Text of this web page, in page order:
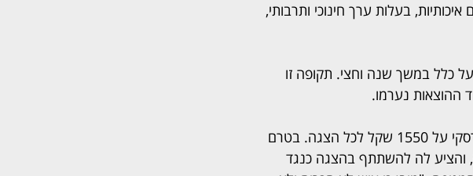
בעלות ערך חינוכי ותרבותי,
כלל במשך שנה וחצי. תקופה זו
ההוצאות נערמו.
אשרוב אומר כי עד לתקופת הקורונה, עמד התשלום שקיבלה אמדורסקי על 1550 שקל לכל הצגה. בטרם
לה להשתתף בהצגה כנגד